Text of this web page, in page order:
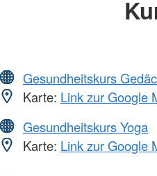
Gesundheitskurs
Karte: Link zur Google
Gesundheitskurs Yoga
Karte: Link zur Google